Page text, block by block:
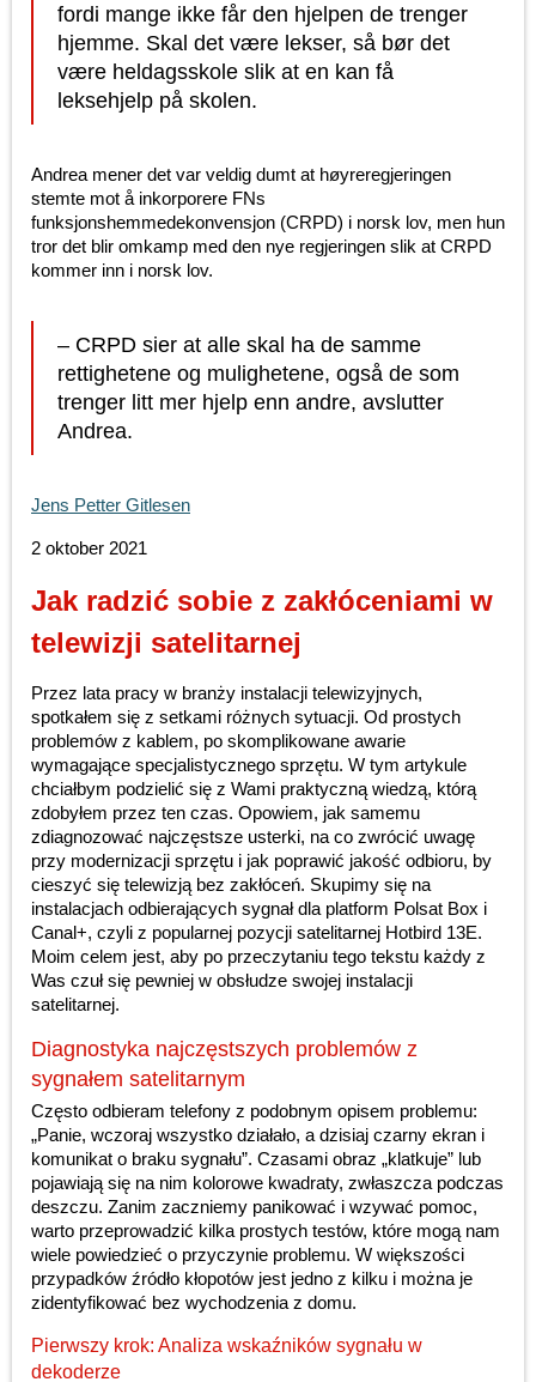
fordi mange ikke får den hjelpen de trenger
hjemme. Skal det være lekser, så bør det
være heldagsskole slik at en kan få
leksehjelp på skolen.
Andrea mener det var veldig dumt at høyreregjeringen
stemte mot å inkorporere FNs
funksjonshemmedekonvensjon (CRPD) i norsk lov, men hun
tror det blir omkamp med den nye regjeringen slik at CRPD
kommer inn i norsk lov.
– CRPD sier at alle skal ha de samme
rettighetene og mulighetene, også de som
trenger litt mer hjelp enn andre, avslutter
Andrea.
Jens Petter Gitlesen
2 oktober 2021
Jak radzić sobie z zakłóceniami w
telewizji satelitarnej
Przez lata pracy w branży instalacji telewizyjnych,
spotkałem się z setkami różnych sytuacji. Od prostych
problemów z kablem, po skomplikowane awarie
wymagające specjalistycznego sprzętu. W tym artykule
chciałbym podzielić się z Wami praktyczną wiedzą, którą
zdobyłem przez ten czas. Opowiem, jak samemu
zdiagnozować najczęstsze usterki, na co zwrócić uwagę
przy modernizacji sprzętu i jak poprawić jakość odbioru, by
cieszyć się telewizją bez zakłóceń. Skupimy się na
instalacjach odbierających sygnał dla platform Polsat Box i
Canal+, czyli z popularnej pozycji satelitarnej Hotbird 13E.
Moim celem jest, aby po przeczytaniu tego tekstu każdy z
Was czuł się pewniej w obsłudze swojej instalacji
satelitarnej.
Diagnostyka najczęstszych problemów z
sygnałem satelitarnym
Często odbieram telefony z podobnym opisem problemu:
„Panie, wczoraj wszystko działało, a dzisiaj czarny ekran i
komunikat o braku sygnału”. Czasami obraz „klatkuje” lub
pojawiają się na nim kolorowe kwadraty, zwłaszcza podczas
deszczu. Zanim zaczniemy panikować i wzywać pomoc,
warto przeprowadzić kilka prostych testów, które mogą nam
wiele powiedzieć o przyczynie problemu. W większości
przypadków źródło kłopotów jest jedno z kilku i można je
zidentyfikować bez wychodzenia z domu.
Pierwszy krok: Analiza wskaźników sygnału w
dekoderze